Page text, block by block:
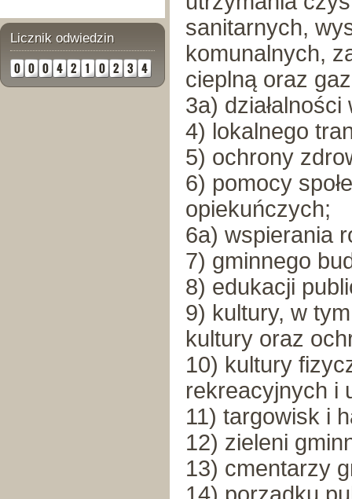
Licznik odwiedzin
sanitarnych,
komunalnych,
cieplną oraz
3a)
4) lokalnego
5) ochrony
6) pomocy
opiekuńczych;
6a) wspierania
7) gminnego
8) edukacji
9) kultury, w
kultury oraz
10) kultury
rekreacyjnych i
11) targowisk i
12) zieleni
13) cmentarzy